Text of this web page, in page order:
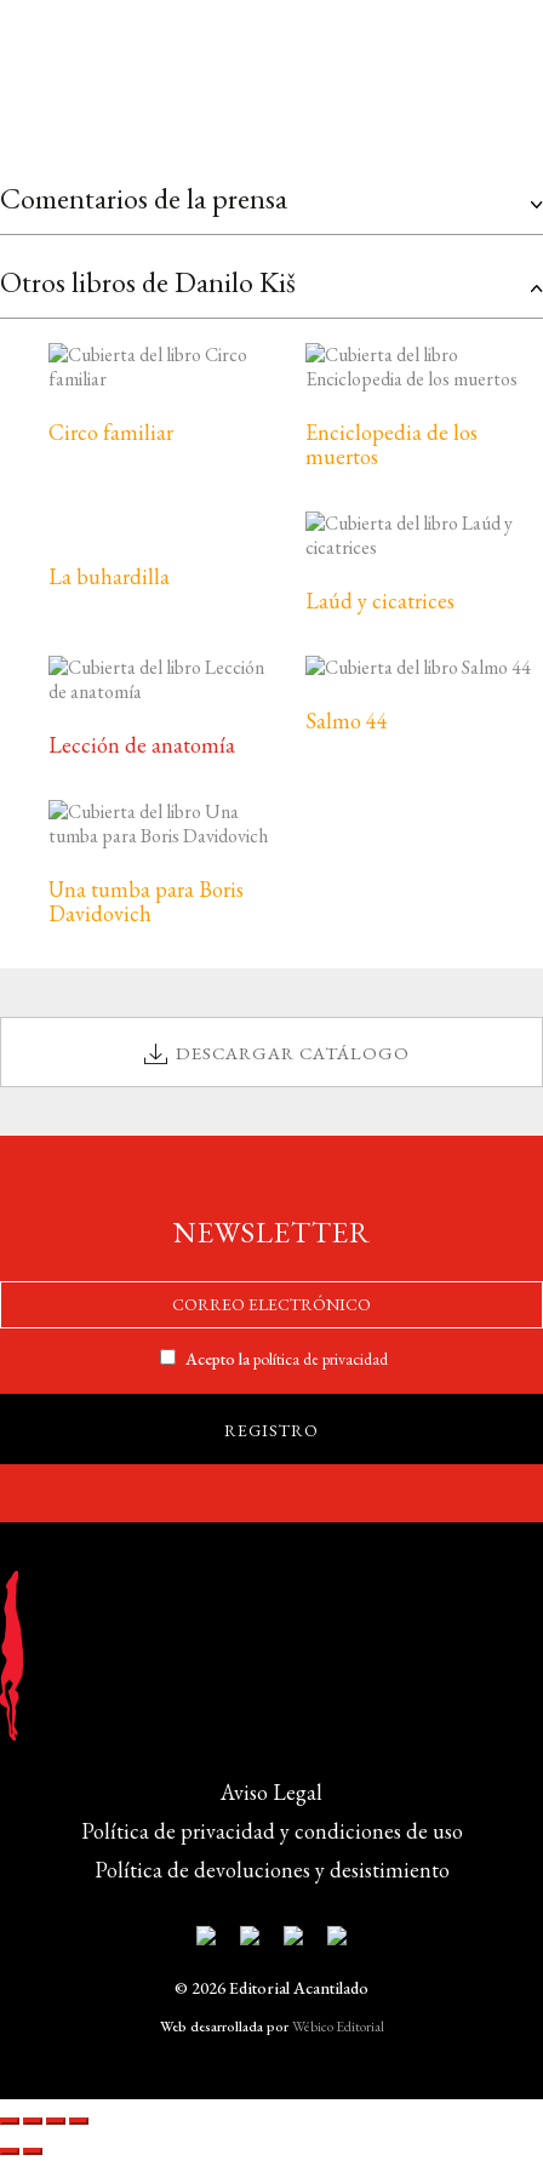
Comentarios de la prensa
Otros libros de Danilo Kiš
Circo familiar
Enciclopedia de los
muertos
La buhardilla
Laúd y cicatrices
Lección de anatomía
Salmo 44
Una tumba para Boris
Davidovich
DESCARGAR CATÁLOGO
NEWSLETTER
Acepto lapolítica de privacidad
Aviso Legal
Política de privacidad y condiciones de uso
Política de devoluciones y desistimiento
© 2026 Editorial Acantilado
Web desarrollada porWébico Editorial